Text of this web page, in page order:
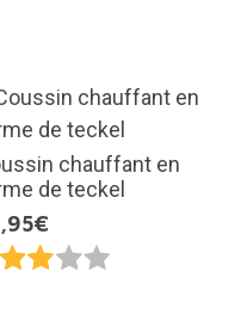
chauffant en
de teckel